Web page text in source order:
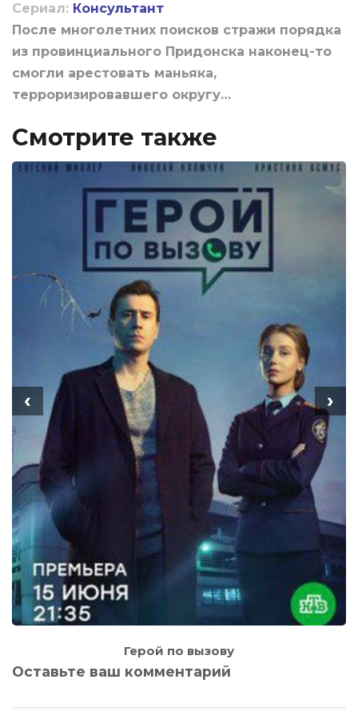
Сериал: Консультант
После многолетних поисков стражи порядка
из провинциального Придонска наконец-то
смогли арестовать маньяка,
терроризировавшего округу…
Смотрите также
Герой по вызову
‹ ›
Оставьте ваш комментарий